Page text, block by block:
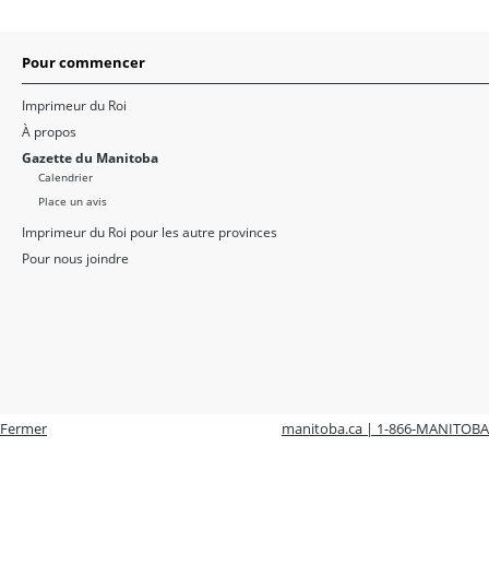
Pour commencer
Imprimeur du Roi
À propos
Gazette du Manitoba
Calendrier
Place un avis
Imprimeur du Roi pour les autre provinces
Pour nous joindre
Fermer manitoba.ca | 1-866-MANITOBA